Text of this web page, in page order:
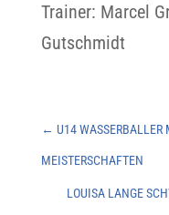
Trainer: Marcel
Gutschmidt
← U14 WASSERBALLER
MEISTERSCHAFTEN
LOUISA LANGE